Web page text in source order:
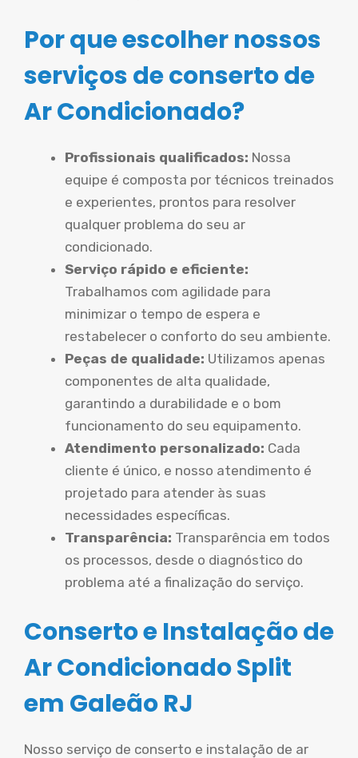
Por que escolher nossos
serviços de conserto de
Ar Condicionado?
Profissionais qualificados: Nossa
equipe é composta por técnicos treinados
e experientes, prontos para resolver
qualquer problema do seu ar
condicionado.
Serviço rápido e eficiente:
Trabalhamos com agilidade para
minimizar o tempo de espera e
restabelecer o conforto do seu ambiente.
Peças de qualidade: Utilizamos apenas
componentes de alta qualidade,
garantindo a durabilidade e o bom
funcionamento do seu equipamento.
Atendimento personalizado: Cada
cliente é único, e nosso atendimento é
projetado para atender às suas
necessidades específicas.
Transparência: Transparência em todos
os processos, desde o diagnóstico do
problema até a finalização do serviço.
Conserto e Instalação de
Ar Condicionado Split
em Galeão RJ
Nosso serviço de conserto e instalação de ar